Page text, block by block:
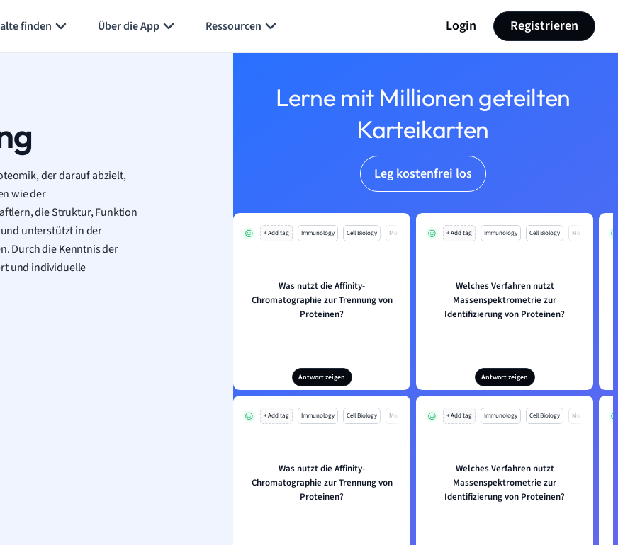
finden Über die App Ressourcen Login Registrieren
der darauf abzielt,
wie der
die Struktur, Funktion
unterstützt in der
Durch die Kenntnis der
und individuelle
Lerne mit Millionen geteilten
Karteikarten
Leg kostenfrei los
+ Add tag Immunology Cell Biology Mo
Was nutzt die Affinity-
Chromatographie zur Trennung von
Proteinen?
Antwort zeigen
+ Add tag Immunology Cell Biology Mo
Welches Verfahren nutzt
Massenspektrometrie zur
Identifizierung von Proteinen?
Antwort zeigen
+ Add tag Immunology Cell Biology Mo
Was nutzt die Affinity-
Chromatographie zur Trennung von
Proteinen?
+ Add tag Immunology Cell Biology Mo
Welches Verfahren nutzt
Massenspektrometrie zur
Identifizierung von Proteinen?